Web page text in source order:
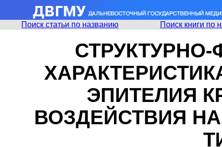
Поиск статьи по названию Поиск книги по
ЭПИТЕЛИЯ
ВОЗДЕЙСТВИЯ